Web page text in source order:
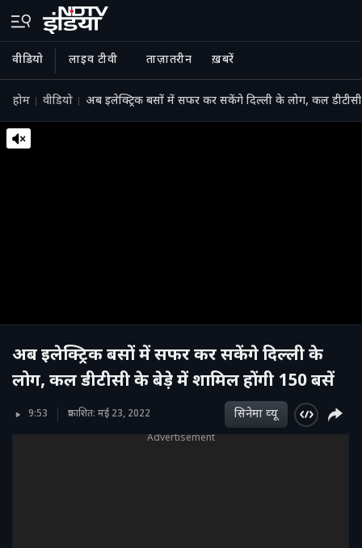
वीडियो लाइव टीवी ताज़ातरीन ख़बरें
होम वीडियो अब इलेक्ट्रिक बसों में सफर कर सकेंगे दिल्‍ली के लोग, कल
अब इलेक्ट्रिक बसों में सफर कर सकेंगे दिल्‍ली के
लोग, कल डीटीसी के बेड़े में शामिल होंगी 150 बसें
9:53 प्रकाशित: मई 23, 2022 सिनेमा व्‍यू
Advertisement